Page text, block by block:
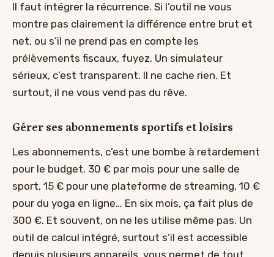
Il faut intégrer la récurrence. Si l’outil ne vous
montre pas clairement la différence entre brut et
net, ou s’il ne prend pas en compte les
prélèvements fiscaux, fuyez. Un simulateur
sérieux, c’est transparent. Il ne cache rien. Et
surtout, il ne vous vend pas du rêve.
Gérer ses abonnements sportifs et loisirs
Les abonnements, c’est une bombe à retardement
pour le budget. 30 € par mois pour une salle de
sport, 15 € pour une plateforme de streaming, 10 €
pour du yoga en ligne… En six mois, ça fait plus de
300 €. Et souvent, on ne les utilise même pas. Un
outil de calcul intégré, surtout s’il est accessible
depuis plusieurs appareils, vous permet de tout